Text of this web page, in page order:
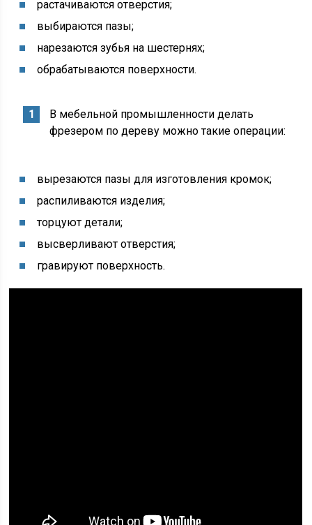
растачиваются отверстия;
выбираются пазы;
нарезаются зубья на шестернях;
обрабатываются поверхности.
В мебельной промышленности делать
фрезером по дереву можно такие операции:
вырезаются пазы для изготовления кромок;
распиливаются изделия;
торцуют детали;
высверливают отверстия;
гравируют поверхность.